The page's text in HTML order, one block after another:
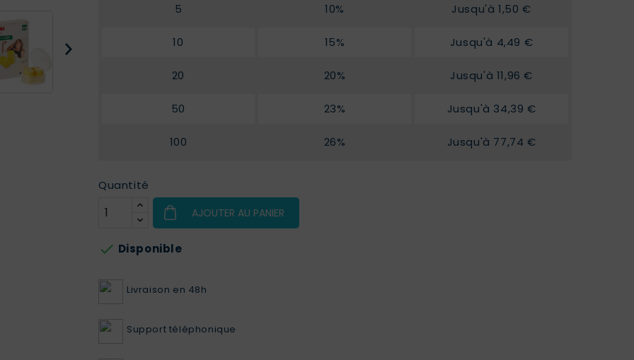
5 10% Jusqu'à 1,50 €
10 15% Jusqu'à 4,49 €
20 20% Jusqu'à 11,96 €
50 23% Jusqu'à 34,39 €
100 26% Jusqu'à 77,74 €
Quantité
AJOUTER AU PANIER
 Disponible
Livraison en 48h
Support téléphonique